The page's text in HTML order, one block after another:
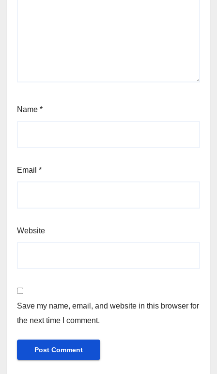
Name *
Email *
Website
Save my name, email, and website in this browser for
the next time I comment.